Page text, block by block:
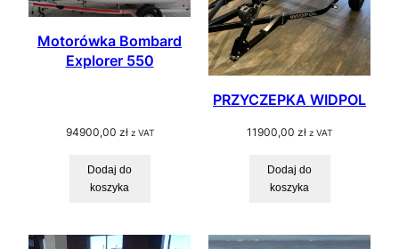
Motorówka Bombard
Explorer 550
94900,00 zł z VAT
Dodaj do
koszyka
PRZYCZEPKA WIDPOL
11900,00 zł z VAT
Dodaj do
koszyka